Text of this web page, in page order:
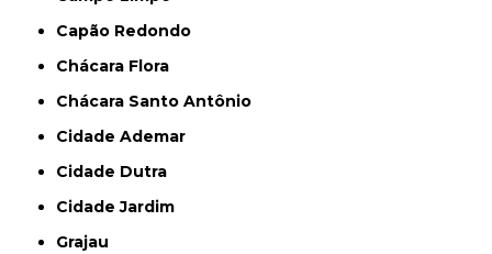
Capão Redondo
Chácara Flora
Chácara Santo Antônio
Cidade Ademar
Cidade Dutra
Cidade Jardim
Grajau